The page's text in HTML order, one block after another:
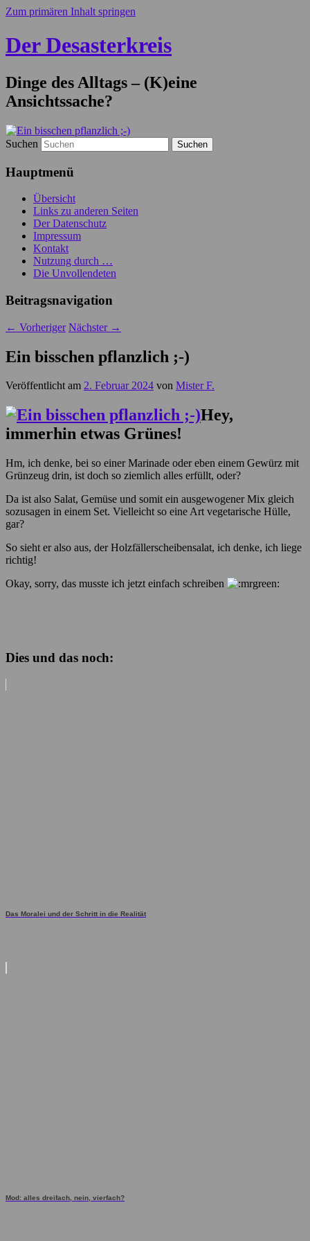
Zum primären Inhalt springen
Der Desasterkreis
Dinge des Alltags – (K)eine
Ansichtssache?
Suchen
Hauptmenü
Übersicht
Links zu anderen Seiten
Der Datenschutz
Impressum
Kontakt
Nutzung durch …
Die Unvollendeten
Beitragsnavigation
← Vorheriger Nächster →
Ein bisschen pflanzlich ;-)
Veröffentlicht am 2. Februar 2024 von Mister F.
Hey,
immerhin etwas Grünes!
Hm, ich denke, bei so einer Marinade oder eben einem Gewürz mit
Grünzeug drin, ist doch so ziemlich alles erfüllt, oder?
Da ist also Salat, Gemüse und somit ein ausgewogener Mix gleich
sozusagen in einem Set. Vielleicht so eine Art vegetarische Hülle,
gar?
So sieht er also aus, der Holzfällerscheibensalat, ich denke, ich liege
richtig!
Okay, sorry, das musste ich jetzt einfach schreiben
Dies und das noch:
Das Moralei und der Schritt in die Realität
Mod: alles dreifach, nein, vierfach?